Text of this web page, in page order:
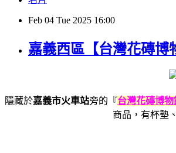
Feb 04 Tue 2025 16:00
嘉義西區【台灣花磚博
隱藏於嘉義市火車站旁的『台灣花磚博物
商品，有杯墊